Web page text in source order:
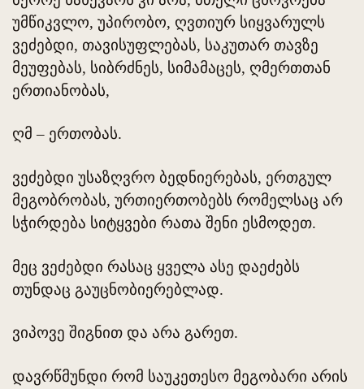
უმწიკვლო, უპირობო, ღვთიურ სიყვარულს
ვეძებდი, თავისუფლებას, საკუთარ თავზე
მეუფებას, სიბრძნეს, სიმამაცეს, ღმერთთან
ერთიანობას,
ღმ – ერთობას.
ვეძებდი უსაზღვრო ბედნიერებას, ერთგულ
მეგობრობას, ურთიერთობებს რომელსაც არ
სჭირდება სიტყვები რათა შენი ესმოდეთ.
მეც ვეძებდი რასაც ყველა ასე დაეძებს
თუნდაც გაუცნობიერებლად.
ვიპოვე შიგნით და არა გარეთ.
დავრწმუნდი რომ საუკეთესო მეგობარი არის